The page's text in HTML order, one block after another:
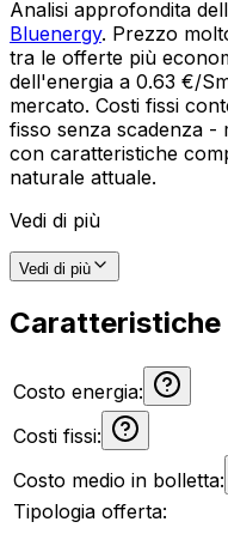
Analisi approfondita
Bluenergy. Prezzo
tra le offerte più
dell'energia a 0.63 €/
mercato. Costi fissi
fisso senza scadenza -
con caratteristiche
naturale attuale.
Vedi di più
Vedi di più
Caratteristiche
Costo energia:
Costi fissi:
Costo medio in bolletta:
Tipologia offerta: